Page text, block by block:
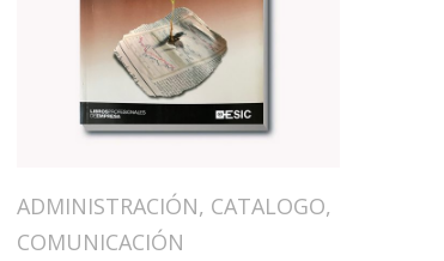
ADMINISTRACIÓN, CATALOGO,
COMUNICACIÓN